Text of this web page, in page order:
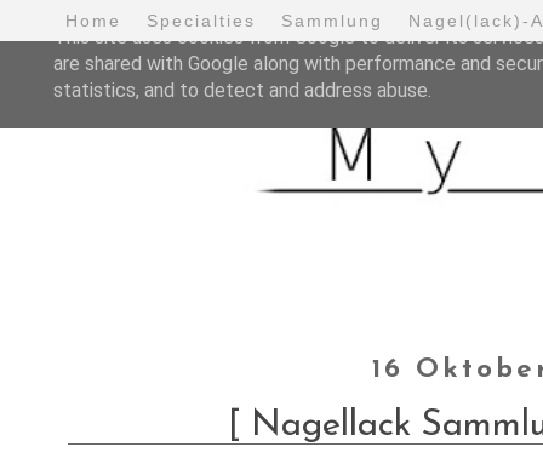
Home Specialties Sammlung Nagel(lack)-
16
[ Nagellack
This site uses cookies from Google to deliver its
are shared with Google along with performance and
statistics, and to detect and address abuse.